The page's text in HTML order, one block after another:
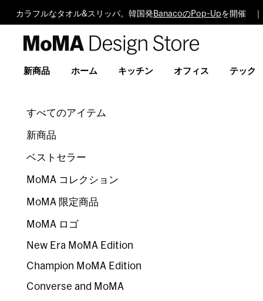
カラフルなタオル&スリッパ。韓国発 BanacoのPop-Upを開催
Design
新商品 ホーム キッチン オフィス テック
すべてのアイテム
新商品
ベストセラー
MoMA コレクション
MoMA 限定商品
MoMA ロゴ
New Era MoMA Edition
Champion MoMA Edition
Converse and MoMA